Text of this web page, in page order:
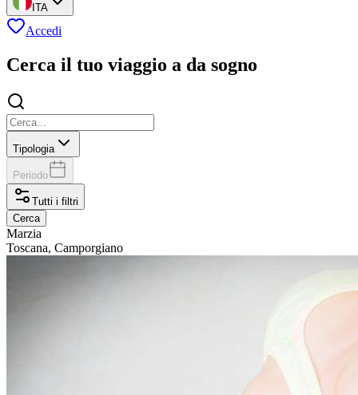
ITA
Accedi
Cerca il tuo viaggio a da sogno
Tipologia
Periodo
Tutti i filtri
Cerca
Marzia
Toscana, Camporgiano